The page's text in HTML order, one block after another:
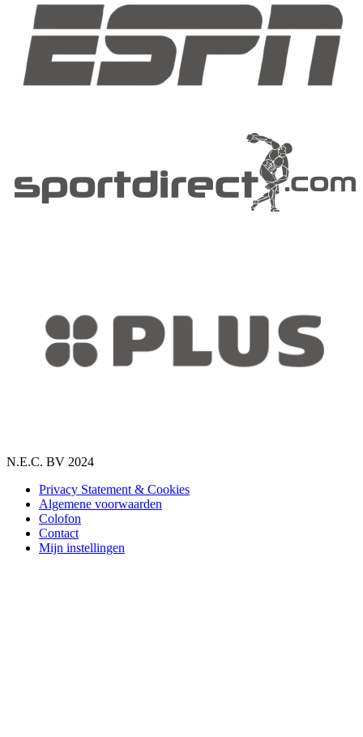
N.E.C. BV 2024
Privacy Statement & Cookies
Algemene voorwaarden
Colofon
Contact
Mijn instellingen